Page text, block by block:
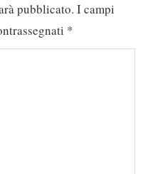
pubblicato. I campi
*